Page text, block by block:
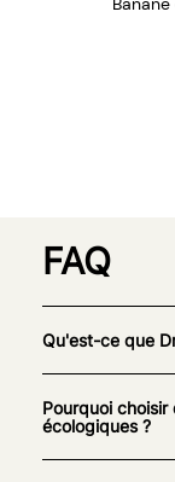
FAQ
Qu'est-ce que
Pourquoi
écologiques ?